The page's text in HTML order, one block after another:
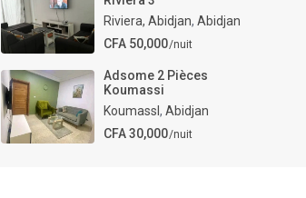
Riviera, Abidjan,Abidjan
CFA 50,000/nuit
Adsome 2 Pièces
Koumassi
KoumassI,Abidjan
CFA 30,000/nuit